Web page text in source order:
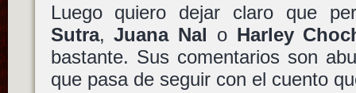
Luego quiero dejar claro que
Sutra,Juana Nal o Harley
bastante. Sus comentarios son
que pasa de seguir con el cuento